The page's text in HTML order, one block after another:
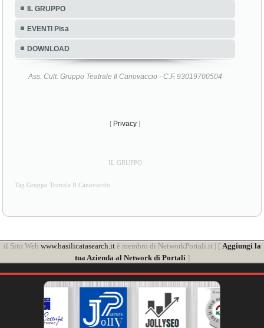
IL GRUPPO
EVENTI Pisa
DOWNLOAD
Ass. Cult. Gruppo Teatrale Il Canovaccio - C.F. 93019700504
[ Privacy ]
IL GRUPPO
Tag Gruppo Teatrale Il Canovaccio
il Sito Web www.basilicatasearch.itè membro di NetworkPortali.it | [ Aggiungi la
tua Azienda al Network di Portali]